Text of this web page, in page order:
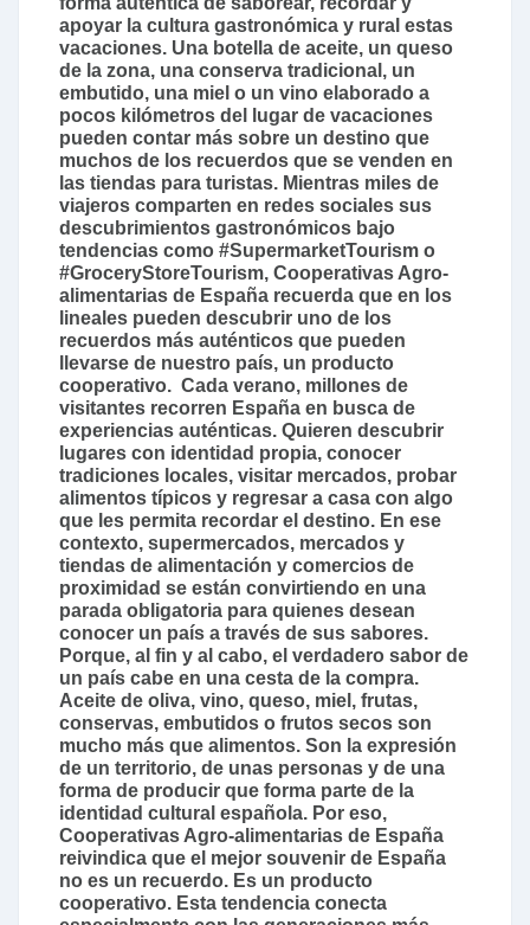
apoyar la cultura gastronómica y rural estas
vacaciones. Una botella de aceite, un queso
de la zona, una conserva tradicional, un
embutido, una miel o un vino elaborado a
pocos kilómetros del lugar de vacaciones
pueden contar más sobre un destino que
muchos de los recuerdos que se venden en
las tiendas para turistas. Mientras miles de
viajeros comparten en redes sociales sus
descubrimientos gastronómicos bajo
tendencias como #SupermarketTourism o
#GroceryStoreTourism, Cooperativas Agro-
alimentarias de España recuerda que en los
lineales pueden descubrir uno de los
recuerdos más auténticos que pueden
llevarse de nuestro país, un producto
cooperativo. Cada verano, millones de
visitantes recorren España en busca de
experiencias auténticas. Quieren descubrir
lugares con identidad propia, conocer
tradiciones locales, visitar mercados, probar
alimentos típicos y regresar a casa con algo
que les permita recordar el destino. En ese
contexto, supermercados, mercados y
tiendas de alimentación y comercios de
proximidad se están convirtiendo en una
parada obligatoria para quienes desean
conocer un país a través de sus sabores.
Porque, al fin y al cabo, el verdadero sabor de
un país cabe en una cesta de la compra.
Aceite de oliva, vino, queso, miel, frutas,
conservas, embutidos o frutos secos son
mucho más que alimentos. Son la expresión
de un territorio, de unas personas y de una
forma de producir que forma parte de la
identidad cultural española. Por eso,
Cooperativas Agro-alimentarias de España
reivindica que el mejor souvenir de España
no es un recuerdo. Es un producto
cooperativo. Esta tendencia conecta